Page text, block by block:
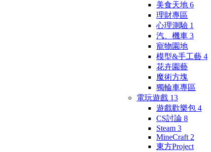
美食天地 6
理財專區
心理測驗 1
汽、機車 3
寵物園地
模型&手工藝 4
花卉園藝
魔術方塊
獨輪車專區
電玩遊戲 13
遊戲歡樂包 4
CS討論 8
Steam 3
MineCraft 2
東方Project